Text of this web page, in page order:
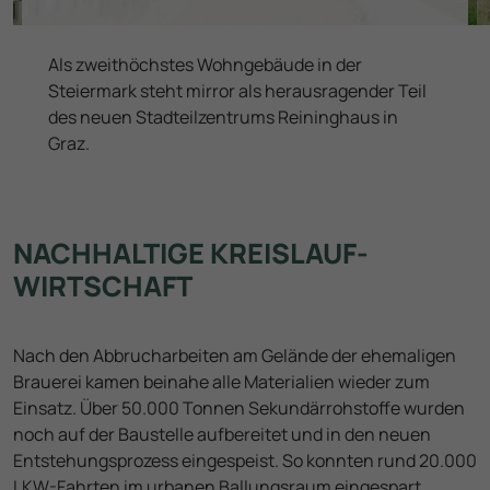
Als zweithöchstes Wohngebäude in der
Steiermark steht mirror als herausragender Teil
des neuen Stadteilzentrums Reininghaus in
Graz.
NACHHALTIGE KREISLAUF­
WIRTSCHAFT
Nach den Abbrucharbeiten am Gelände der ehemaligen
Brauerei kamen beinahe alle Materialien wieder zum
Einsatz. Über 50.000 Tonnen Sekundärrohstoffe wurden
noch auf der Baustelle aufbereitet und in den neuen
Entstehungsprozess eingespeist. So konnten rund 20.000
Datenschutzinformation.